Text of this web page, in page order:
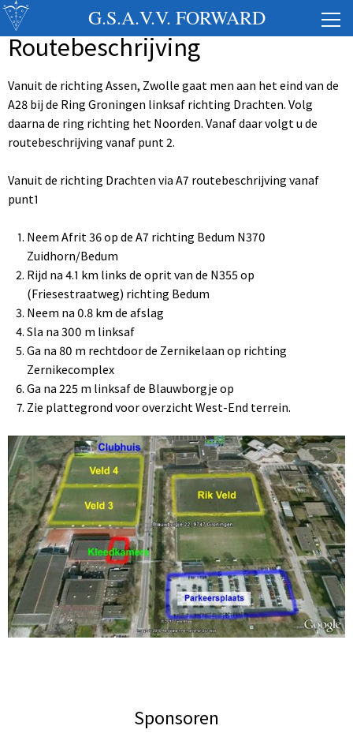
G.S.A.V.V. FORWARD
Routebeschrijving
Vanuit de richting Assen, Zwolle gaat men aan het eind van de
A28 bij de Ring Groningen linksaf richting Drachten. Volg
daarna de ring richting het Noorden. Vanaf daar volgt u de
routebeschrijving vanaf punt 2.
Vanuit de richting Drachten via A7 routebeschrijving vanaf
punt1
Neem Afrit 36 op de A7 richting Bedum N370
Zuidhorn/Bedum
Rijd na 4.1 km links de oprit van de N355 op
(Friesestraatweg) richting Bedum
Neem na 0.8 km de afslag
Sla na 300 m linksaf
Ga na 80 m rechtdoor de Zernikelaan op richting
Zernikecomplex
Ga na 225 m linksaf de Blauwborgje op
Zie plattegrond voor overzicht West-End terrein.
Sponsoren